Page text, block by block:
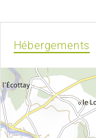
Hébergements